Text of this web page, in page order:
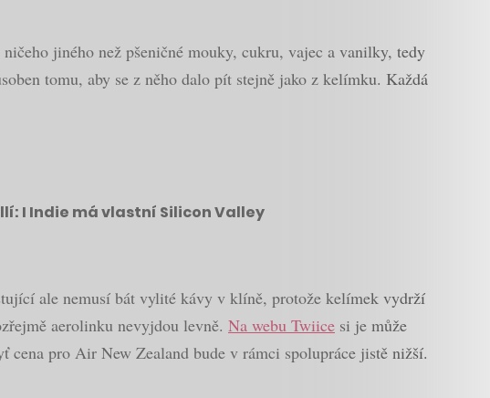
jiného než pšeničné mouky, cukru, vajec a vanilky, tedy
tomu, aby se z něho dalo pít stejně jako z kelímku. Každá
I Indie má vlastní Silicon Valley
ale nemusí bát vylité kávy v klíně, protože kelímek vydrží
aerolinku nevyjdou levně. Na webu Twiice si je může
pro Air New Zealand bude v rámci spolupráce jistě nižší.